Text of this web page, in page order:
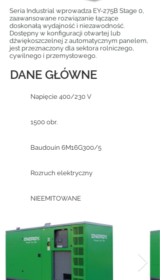
Seria Industrial wprowadza EY-275B Stage 0,
zaawansowane rozwiązanie łączące
doskonałą wydajność i niezawodność.
Dostępny w konfiguracji otwartej lub
dźwiękoszczelnej z automatycznym panelem,
jest przeznaczony dla sektora rolniczego,
cywilnego i przemysłowego.
DANE GŁÓWNE
Napięcie 400/230 V
1500 obr.
Baudouin 6M16G300/5
Rozruch elektryczny
NIEEMITOWANE